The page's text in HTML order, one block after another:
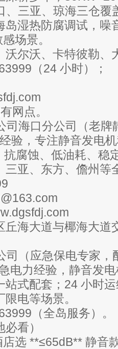
、三亚、琼海三仓覆
岛湿热防腐调试，噪
场景。
沃尔沃、卡特彼勒、
（24 小时）；
网点。
司海口分公司（老牌
验，专注静音发电
腐蚀、低油耗、稳
三亚、东方、儋州等
丘海大道与椰海大道
司（应急保电专家，
电力经验，静音发
站式配套；24 小时
电等场景。
（全岛服务）。
看）
选 **≤65dB** 静音